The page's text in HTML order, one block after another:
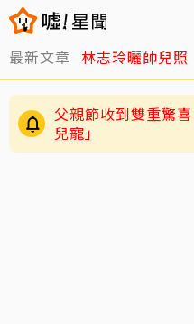
最新文章 林志玲曬帥兒照
父親節收到雙重驚
兒寵」